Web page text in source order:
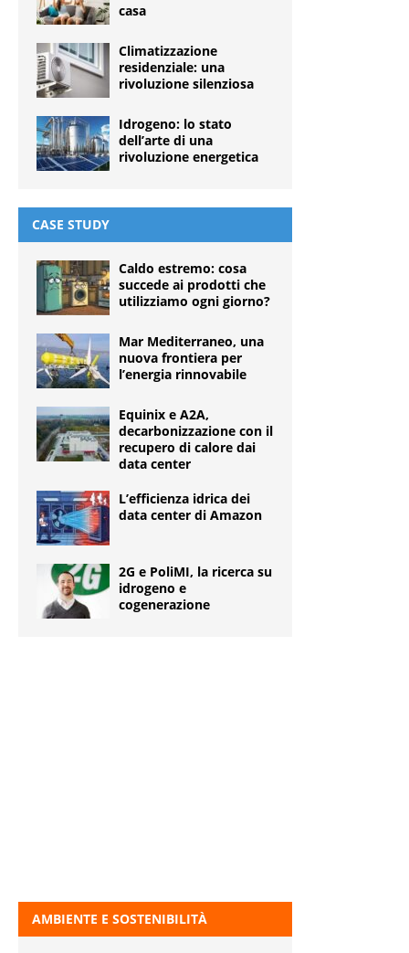
casa
Climatizzazione
residenziale: una
rivoluzione silenziosa
Idrogeno: lo stato
dell’arte di una
rivoluzione energetica
CASE STUDY
Caldo estremo: cosa
succede ai prodotti che
utilizziamo ogni giorno?
Mar Mediterraneo, una
nuova frontiera per
l’energia rinnovabile
Equinix e A2A,
decarbonizzazione con il
recupero di calore dai
data center
L’efficienza idrica dei
data center di Amazon
2G e PoliMI, la ricerca su
idrogeno e
cogenerazione
AMBIENTE E SOSTENIBILITÀ